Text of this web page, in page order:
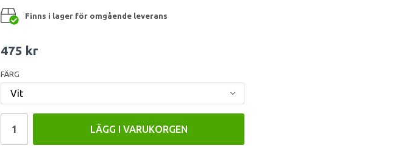
Finns i lager för omgående leverans
475 kr
FÄRG
LÄGG I VARUKORGEN